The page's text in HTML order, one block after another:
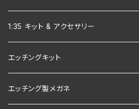
1:35 キット & アクセサリー
エッチングキット
エッチング製メガネ